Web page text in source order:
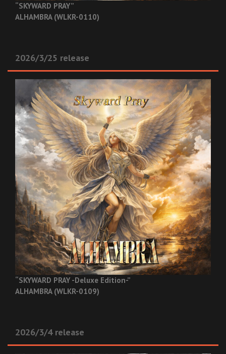
“SKYWARD PRAY”
ALHAMBRA (WLKR-0110)
2026/3/25 release
“SKYWARD PRAY -Deluxe Edition-”
ALHAMBRA (WLKR-0109)
2026/3/4 release